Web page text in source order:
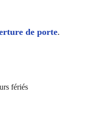
de porte.
fériés